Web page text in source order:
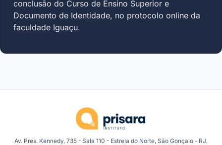
conclusão do Curso de Ensino Superior e
Documento de Identidade, no protocolo online da
faculdade Iguaçu.
Av. Pres. Kennedy, 735 - Sala 110 - Estrela do Norte, São Gonçalo - RJ,